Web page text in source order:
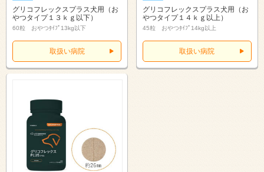
グリコフレックスプラス犬用（お
やつタイプ１３ｋｇ以下）
60粒 おやつﾀｲﾌﾟ13kg以下
取扱い病院
グリコフレックスプラス犬用（お
やつタイプ１４ｋｇ以上）
45粒 おやつﾀｲﾌﾟ14kg以上
取扱い病院